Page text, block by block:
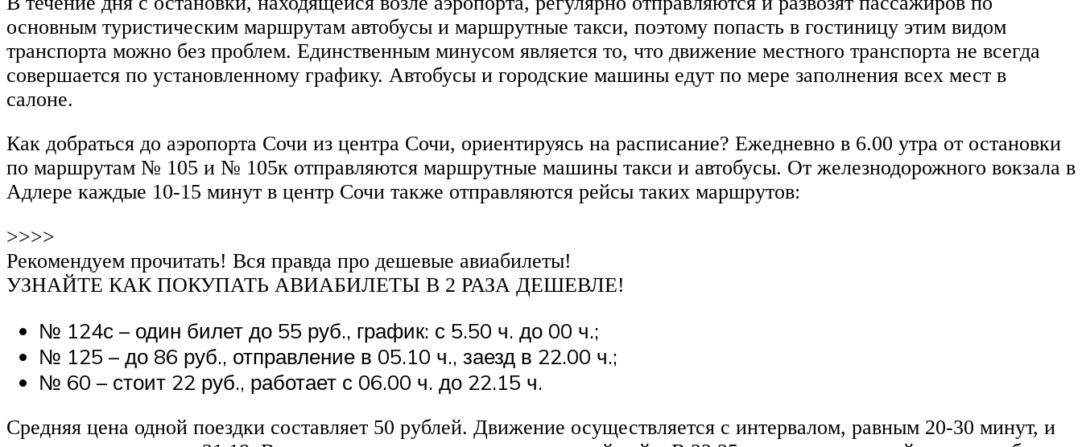
основным туристическим маршрутам автобусы и маршрутные такси, поэтому попасть в гостиницу этим видом
транспорта можно без проблем. Единственным минусом является то, что движение местного транспорта не всегда
совершается по установленному графику. Автобусы и городские машины едут по мере заполнения всех мест в
салоне.
Как добраться до аэропорта Сочи из центра Сочи, ориентируясь на расписание? Ежедневно в 6.00 утра от остановки
по маршрутам № 105 и № 105к отправляются маршрутные машины такси и автобусы. От железнодорожного вокзала в
Адлере каждые 10-15 минут в центр Сочи также отправляются рейсы таких маршрутов:
>>>>
Рекомендуем прочитать! Вся правда про дешевые авиабилеты!
УЗНАЙТЕ КАК ПОКУПАТЬ АВИАБИЛЕТЫ В 2 РАЗА ДЕШЕВЛЕ!
№ 124с – один билет до 55 руб., график: с 5.50 ч. до 00 ч.;
№ 125 – до 86 руб., отправление в 05.10 ч., заезд в 22.00 ч.;
№ 60 – стоит 22 руб., работает с 06.00 ч. до 22.15 ч.
Средняя цена одной поездки составляет 50 рублей. Движение осуществляется с интервалом, равным 20-30 минут, и